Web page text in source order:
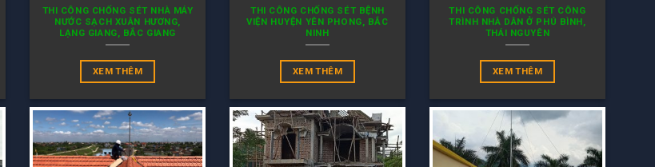
THI CÔNG CHỐNG SÉT NHÀ MÁY
NƯỚC SẠCH XUÂN HƯƠNG,
LẠNG GIANG, BẮC GIANG
XEM THÊM
THI CÔNG CHỐNG SÉT BỆNH
VIỆN HUYỆN YÊN PHONG, BẮC
NINH
XEM THÊM
THI CÔNG CHỐNG SÉT CÔNG
TRÌNH NHÀ DÂN Ở PHÚ BÌNH,
THÁI NGUYÊN
XEM THÊM